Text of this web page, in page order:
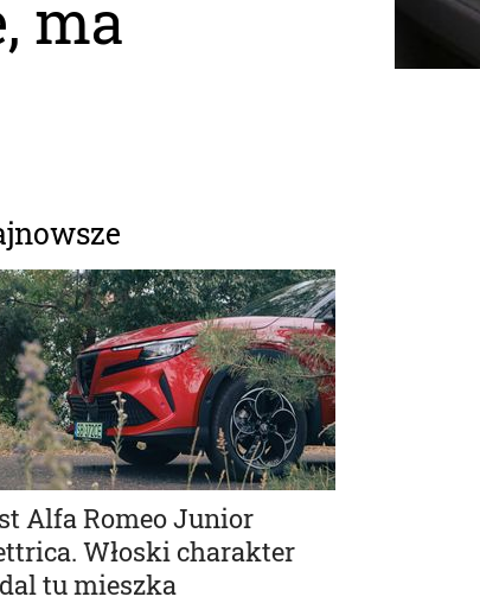
ma
Alfa Romeo Junior
Włoski charakter
tu mieszka